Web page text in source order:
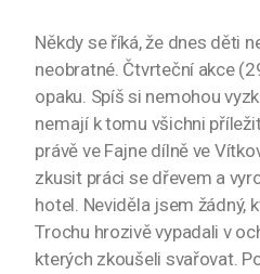
Někdy se říká, že dnes děti
neobratné. Čtvrteční akce
opaku. Spíš si nemohou
nemají k tomu všichni
právě ve Fajne dílně ve
zkusit práci se dřevem a
hotel. Neviděla jsem žádný,
Trochu hrozivě vypadali v
kterých zkoušeli svařovat.